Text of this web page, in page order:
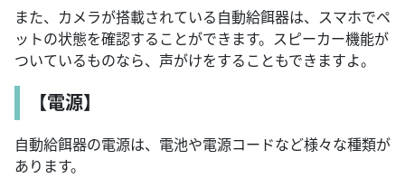
また、カメラが搭載されている自動給餌器は、スマホでペ
ットの状態を確認することができます。スピーカー機能が
ついているものなら、声がけをすることもできますよ。
【電源】
自動給餌器の電源は、電池や電源コードなど様々な種類が
あります。